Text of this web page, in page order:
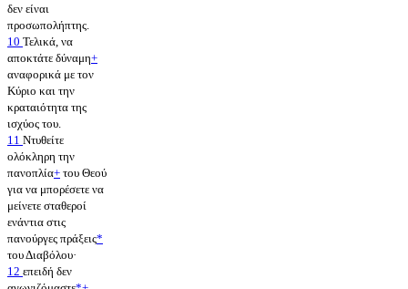
δεν είναι
προσωπολήπτης.
10 Τελικά, να
αποκτάτε δύναμη+
αναφορικά με τον
Κύριο και την
κραταιότητα της
ισχύος του.
11 Ντυθείτε
ολόκληρη την
πανοπλία+ του Θεού
για να μπορέσετε να
μείνετε σταθεροί
ενάντια στις
πανούργες πράξεις*
του Διαβόλου·
12 επειδή δεν